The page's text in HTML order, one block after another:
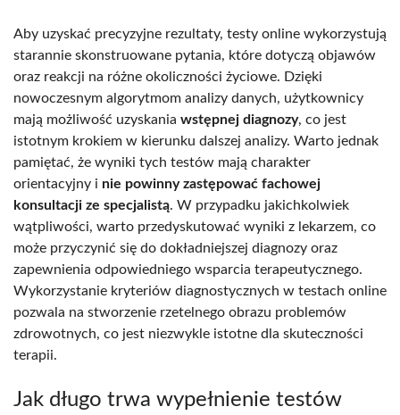
Aby uzyskać precyzyjne rezultaty, testy online wykorzystują
starannie skonstruowane pytania, które dotyczą objawów
oraz reakcji na różne okoliczności życiowe. Dzięki
nowoczesnym algorytmom analizy danych, użytkownicy
mają możliwość uzyskania wstępnej diagnozy, co jest
istotnym krokiem w kierunku dalszej analizy. Warto jednak
pamiętać, że wyniki tych testów mają charakter
orientacyjny i nie powinny zastępować fachowej
konsultacji ze specjalistą. W przypadku jakichkolwiek
wątpliwości, warto przedyskutować wyniki z lekarzem, co
może przyczynić się do dokładniejszej diagnozy oraz
zapewnienia odpowiedniego wsparcia terapeutycznego.
Wykorzystanie kryteriów diagnostycznych w testach online
pozwala na stworzenie rzetelnego obrazu problemów
zdrowotnych, co jest niezwykle istotne dla skuteczności
terapii.
Jak długo trwa wypełnienie testów